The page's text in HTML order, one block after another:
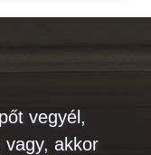
vegyél,
vagy, akkor